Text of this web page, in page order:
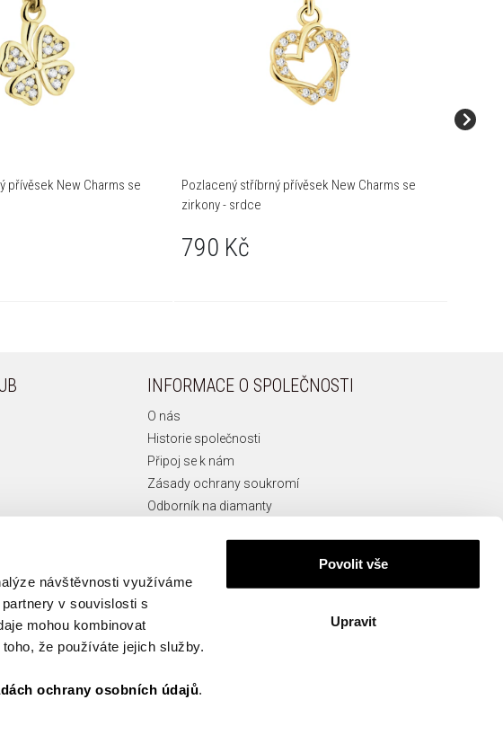
návštěvnosti využíváme
v souvislosti s
mohou kombinovat
že používáte jejich služby.
ochrany osobních údajů.
Povolit vše
Upravit
přívěsek New Charms se
Pozlacený stříbrný přívěsek New Charms se
zirkony - srdce
790 Kč
INFORMACE O SPOLEČNOSTI
O nás
Historie společnosti
Připoj se k nám
Zásady ochrany soukromí
Odborník na diamanty
info@apart.cz